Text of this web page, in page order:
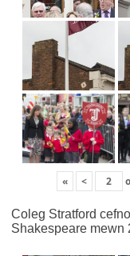
« < o
Coleg Stratford
Shakespeare mewn